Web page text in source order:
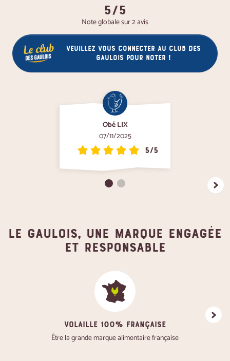
5/5
Note globale sur 2 avis
Veuillez vous connecter au club des
gaulois pour noter !
Obé LIX
07/11/2025
5/5
Le gaulois, une marque engagée
et responsable
VOLAILLE 100% FRANÇAISE
Être la grande marque alimentaire française